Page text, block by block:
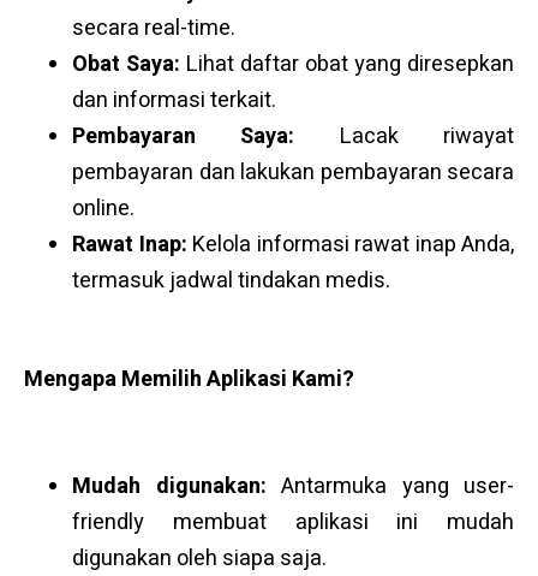
secara real-time.
Obat Saya: Lihat daftar obat yang diresepkan
dan informasi terkait.
Pembayaran Saya: Lacak riwayat
pembayaran dan lakukan pembayaran secara
online.
Rawat Inap: Kelola informasi rawat inap Anda,
termasuk jadwal tindakan medis.
Mengapa Memilih Aplikasi Kami?
Mudah digunakan: Antarmuka yang user-
friendly membuat aplikasi ini mudah
digunakan oleh siapa saja.